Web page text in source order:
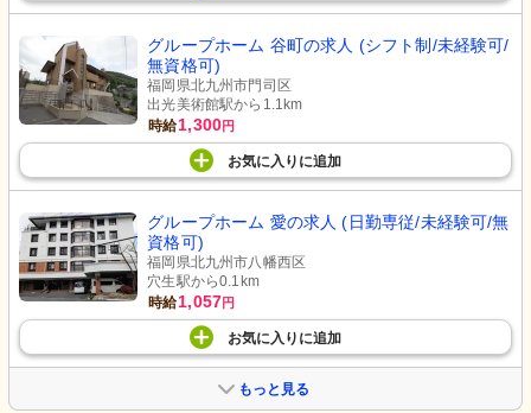
グループホーム 谷町の求人 (シフト制/未経験可/
無資格可)
福岡県北九州市門司区
出光美術館駅から1.1km
時給1,300円
お気に入り に追加
グループホーム 愛の求人 (日勤専従/未経験可/無
資格可)
福岡県北九州市八幡西区
穴生駅から0.1km
時給1,057円
お気に入り に追加
もっと見る